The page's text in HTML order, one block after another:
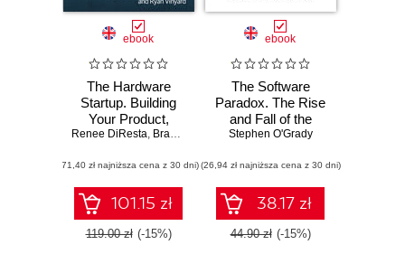
ebook
The Hardware
Startup. Building
Your Product,
Business, and
Renee DiResta, Brady Forrest Ryan Vinyard
(71,40 zł najniższa cena z 30 dni)
101.15 zł
119.00 zł (-15%)
ebook
The Software
Paradox. The Rise
and Fall of the
Commercial
Stephen O'Grady
(26,94 zł najniższa cena z 30 dni)
38.17 zł
44.90 zł (-15%)